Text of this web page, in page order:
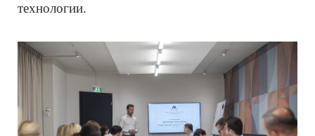
технологии.